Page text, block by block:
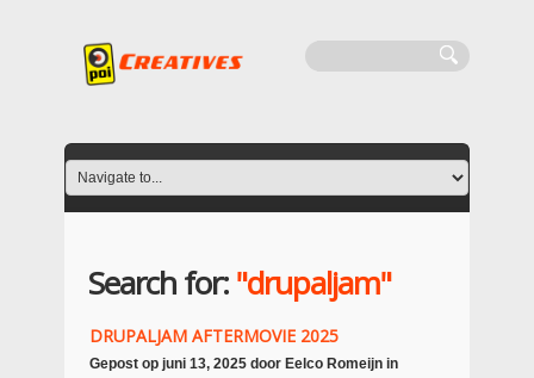
Search for:"drupaljam"
DRUPALJAM AFTERMOVIE 2025
Gepost op juni 13, 2025 door Eelco Romeijn in